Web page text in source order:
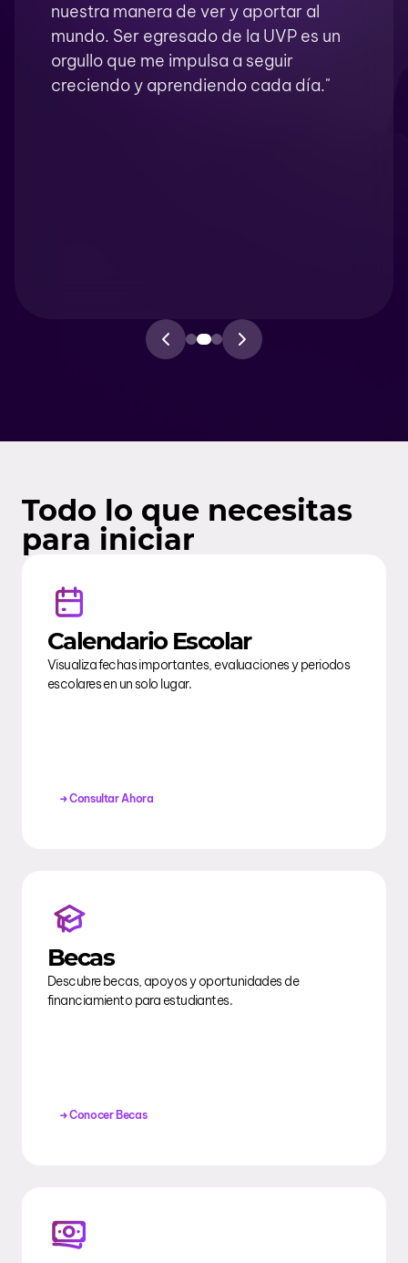
nuestra manera de ver y aportar al
mundo. Ser egresado de la UVP es un
orgullo que me impulsa a seguir
creciendo y aprendiendo cada día."
Todo lo que necesitas
para iniciar
Calendario Escolar
Visualiza fechas importantes, evaluaciones y periodos
escolares en un solo lugar.
Consultar Ahora
Becas
Descubre becas, apoyos y oportunidades de
financiamiento para estudiantes.
Conocer Becas